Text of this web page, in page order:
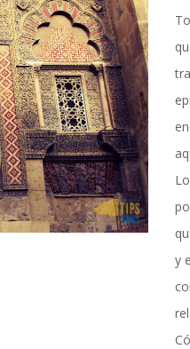
Toda la actualidad dey